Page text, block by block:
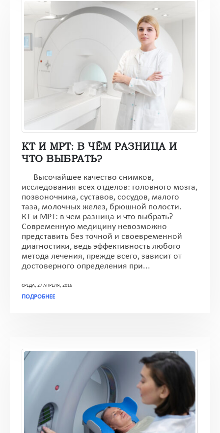
КТ И МРТ: В ЧЁМ РАЗНИЦА И
ЧТО ВЫБРАТЬ?
Высочайшее качество снимков,
исследования всех отделов: головного мозга,
позвоночника, суставов, сосудов, малого
таза, молочных желез, брюшной полости.
КТ и МРТ: в чем разница и что выбрать?
Современную медицину невозможно
представить без точной и своевременной
диагностики, ведь эффективность любого
метода лечения, прежде всего, зависит от
достоверного определения при...
СРЕДА, 27 АПРЕЛЯ, 2016
ПОДРОБНЕЕ